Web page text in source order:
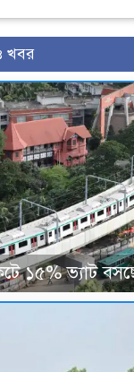
খবর
১৫% ভ্যাট